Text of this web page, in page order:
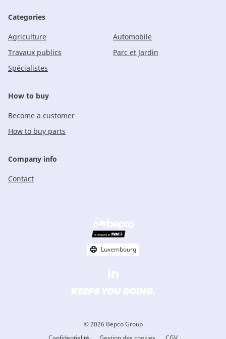
Categories
Agriculture
Automobile
Travaux publics
Parc et Jardin
Spécialistes
How to buy
Become a customer
How to buy parts
Company info
Contact
Luxembourg
© 2026 Bepco Group